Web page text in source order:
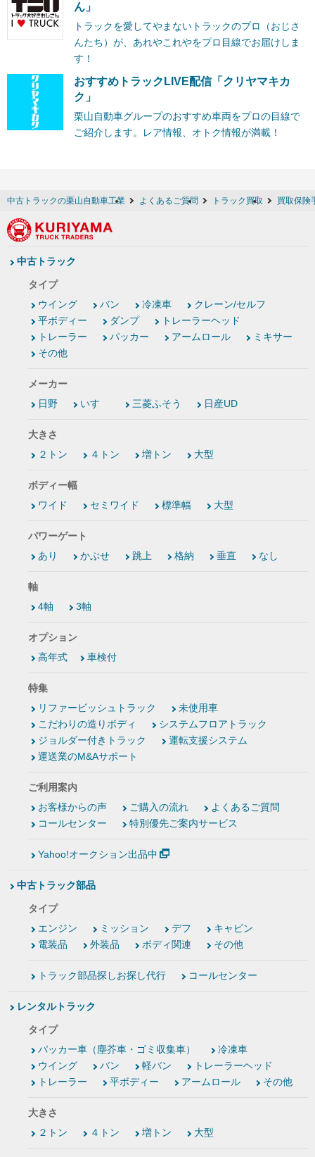
ん」
トラックを愛してやまないトラックのプロ（おじさ
んたち）が、あれやこれやをプロ目線でお届けしま
す！
おすすめトラックLIVE配信「クリヤマキカ
ク」
栗山自動車グループのおすすめ車両をプロの目線で
ご紹介します。レア情報、オトク情報が満載！
中古トラックの栗山自動車工業 よくあるご質問 トラック買取 買取保険
中古トラック
タイプ
ウイング
バン 冷凍車
クレーン/セルフ
平ボディー
ダンプ
トレーラーヘッド
トレーラー
パッカー アームロール
ミキサー
その他
メーカー
日野
いすゞ 三菱ふそう 日産UD
大きさ
２トン
４トン 増トン 大型
ボディー幅
ワイド
セミワイド 標準幅 大型
パワーゲート
あり
かぶせ 跳上 格納 垂直 なし
軸
4軸
3軸
オプション
高年式
車検付
特集
リファービッシュトラック
未使用車
こだわりの造りボディ
システムフロアトラック
ジョルダー付きトラック
運転支援システム
運送業のM&Aサポート
ご利用案内
お客様からの声
ご購入の流れ
よくあるご質問
コールセンター
特別優先ご案内サービス
Yahoo!オークション出品中
中古トラック部品
タイプ
エンジン
ミッション デフ
キャビン
電装品
外装品 ボディ関連 その他
トラック部品探しお探し代行 コールセンター
レンタルトラック
タイプ
パッカー車（塵芥車・ゴミ収集車）
冷凍車
ウイング
バン 軽バン
トレーラーヘッド
トレーラー
平ボディー アームロール その他
大きさ
２トン
４トン 増トン 大型